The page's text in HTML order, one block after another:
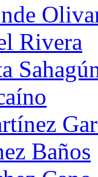
Rivera
Baños